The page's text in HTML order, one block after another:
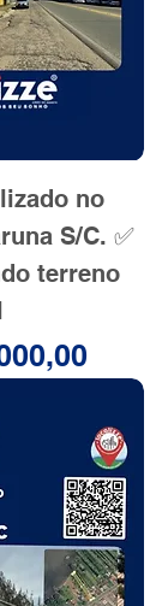
no
S/C. ✅
terreno